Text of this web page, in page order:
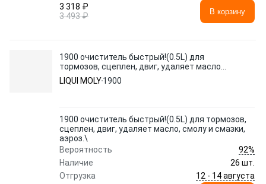
3 318 ₽
3 493 ₽
В корзину
1900 очиститель быстрый!(0.5L) для
тормозов, сцеплен, двиг, удаляет масло,
смолу и смазки, аэроз.\
LIQUI MOLY1900
1900 очиститель быстрый!(0.5L) для тормозов,
сцеплен, двиг, удаляет масло, смолу и смазки,
аэроз.\
Вероятность
92%
Наличие
26 шт.
Отгрузка
12 - 14 августа